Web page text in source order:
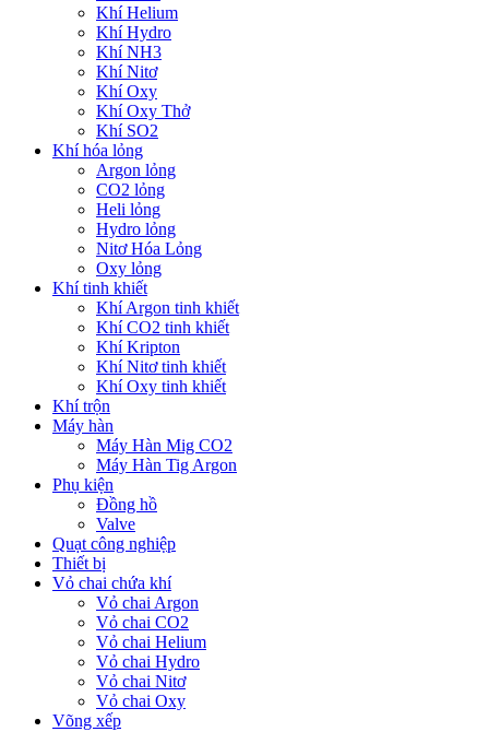
Khí Helium
Khí Hydro
Khí NH3
Khí Nitơ
Khí Oxy
Khí Oxy Thở
Khí SO2
Khí hóa lỏng
Argon lỏng
CO2 lỏng
Heli lỏng
Hydro lỏng
Nitơ Hóa Lỏng
Oxy lỏng
Khí tinh khiết
Khí Argon tinh khiết
Khí CO2 tinh khiết
Khí Kripton
Khí Nitơ tinh khiết
Khí Oxy tinh khiết
Khí trộn
Máy hàn
Máy Hàn Mig CO2
Máy Hàn Tig Argon
Phụ kiện
Đồng hồ
Valve
Quạt công nghiệp
Thiết bị
Vỏ chai chứa khí
Vỏ chai Argon
Vỏ chai CO2
Vỏ chai Helium
Vỏ chai Hydro
Vỏ chai Nitơ
Vỏ chai Oxy
Võng xếp